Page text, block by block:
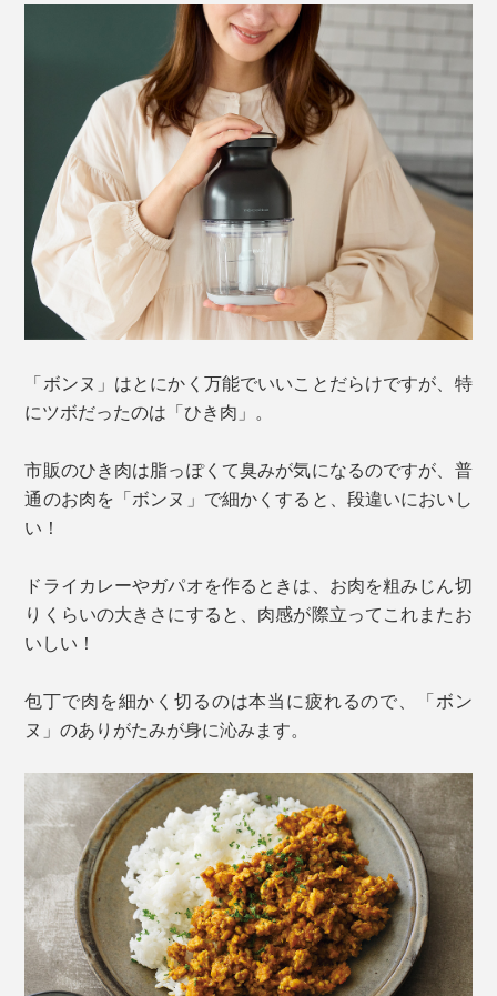
「ボンヌ」はとにかく万能でいいことだらけですが、特
にツボだったのは「ひき肉」。
市販のひき肉は脂っぽくて臭みが気になるのですが、普
通のお肉を「ボンヌ」で細かくすると、段違いにおいし
い！
ドライカレーやガパオを作るときは、お肉を粗みじん切
りくらいの大きさにすると、肉感が際立ってこれまたお
いしい！
包丁で肉を細かく切るのは本当に疲れるので、「ボン
ヌ」のありがたみが身に沁みます。